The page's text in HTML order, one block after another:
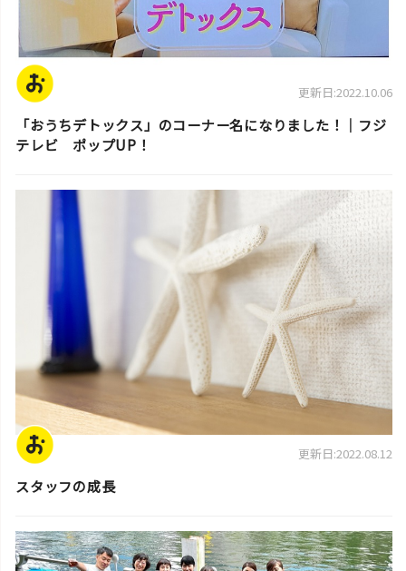
更新日:2022.10.06
「おうちデトックス」のコーナー名になりました！｜フジ
テレビ ポップUP！
スタッフ活動日誌
更新日:2022.08.12
スタッフの成長
スタッフ活動日誌